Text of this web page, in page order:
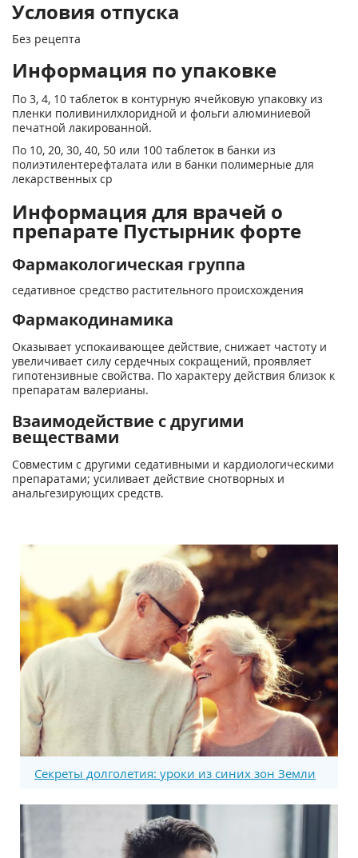
Условия отпуска
Без рецепта
Информация по упаковке
По 3, 4, 10 таблеток в контурную ячейковую упаковку из
пленки поливинилхлоридной и фольги алюминиевой
печатной лакированной.
По 10, 20, 30, 40, 50 или 100 таблеток в банки из
полиэтилентерефталата или в банки полимерные для
лекарственных ср
Информация для врачей о
препарате Пустырник форте
Фармакологическая группа
седативное средство растительного происхождения
Фармакодинамика
Оказывает успокаивающее действие, снижает частоту и
увеличивает силу сердечных сокращений, проявляет
гипотензивные свойства. По характеру действия близок к
препаратам валерианы.
Взаимодействие с другими
веществами
Совместим с другими седативными и кардиологическими
препаратами; усиливает действие снотворных и
анальгезирующих средств.
Секреты долголетия: уроки из синих зон Земли